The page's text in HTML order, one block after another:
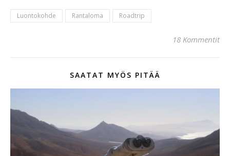
Luontokohde Rantaloma Roadtrip
18 Kommentit
SAATAT MYÖS PITÄÄ